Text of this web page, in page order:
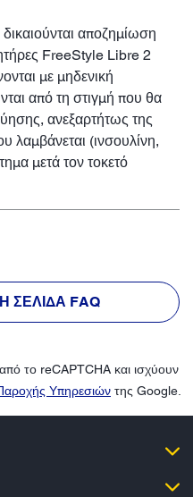
αποζημίωση
FreeStyle Libre 2
με μηδενική
από τη στιγμή που θα
ανεξαρτήτως της
λαμβάνεται (ινσουλίνη,
μετά τον τοκετό
ΣΕΛΊΔΑ FAQ
το reCAPTCHA και ισχύουν
Υπηρεσιών της Google.